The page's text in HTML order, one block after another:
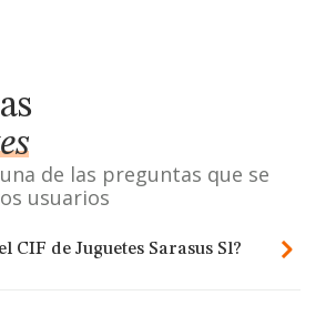
de las preguntas que se
usuarios
CIF de Juguetes Sarasus Sl?